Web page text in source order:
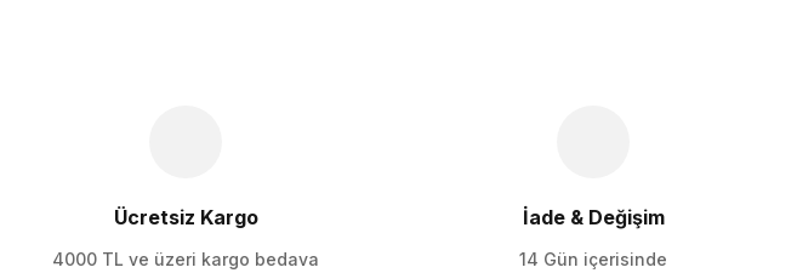
Ücretsiz Kargo
4000 TL ve üzeri kargo bedava
İade & Değişim
14 Gün içerisinde